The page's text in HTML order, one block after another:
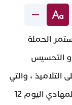
الحملة
التحسيس
التلاميذ ، والتي
قامت بها جمعية القلوب الرحيمة بجماعة المهادي اليوم 12